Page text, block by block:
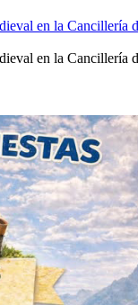
en la Cancillería
en la Cancillería